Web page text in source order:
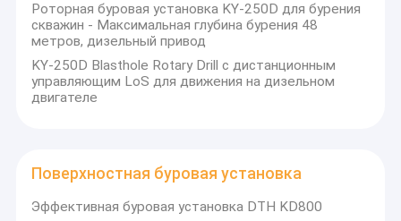
Роторная буровая установка KY-250D для бурения
скважин - Максимальная глубина бурения 48
метров, дизельный привод
KY-250D Blasthole Rotary Drill с дистанционным
управляющим LoS для движения на дизельном
двигателе
Поверхностная буровая установка
Эффективная буровая установка DTH KD800